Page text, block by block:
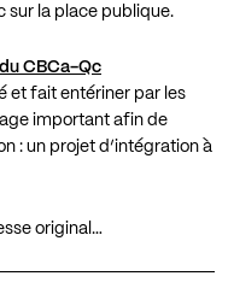
sur la place publique.
CBCa-Qc
et fait entériner par les
important afin de
: un projet d’intégration à
original…